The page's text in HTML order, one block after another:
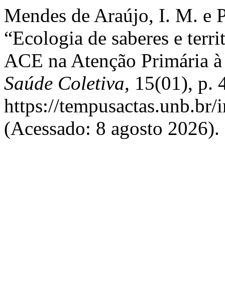
Mendes de Araújo, I. M. e
“Ecologia de saberes e
ACE na Atenção Primária
Saúde Coletiva, 15(01), p.
https://
(Acessado: 8 agosto 2026).